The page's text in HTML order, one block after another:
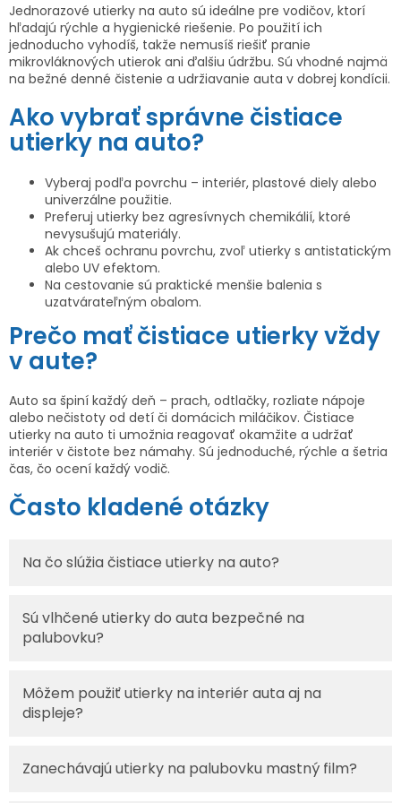
Jednorazové utierky na auto sú ideálne pre vodičov, ktorí
hľadajú rýchle a hygienické riešenie. Po použití ich
jednoducho vyhodíš, takže nemusíš riešiť pranie
mikrovláknových utierok ani ďalšiu údržbu. Sú vhodné najmä
na bežné denné čistenie a udržiavanie auta v dobrej kondícii.
Ako vybrať správne čistiace
utierky na auto?
Vyberaj podľa povrchu – interiér, plastové diely alebo
univerzálne použitie.
Preferuj utierky bez agresívnych chemikálií, ktoré
nevysušujú materiály.
Ak chceš ochranu povrchu, zvoľ utierky s antistatickým
alebo UV efektom.
Na cestovanie sú praktické menšie balenia s
uzatvárateľným obalom.
Prečo mať čistiace utierky vždy
v aute?
Auto sa špiní každý deň – prach, odtlačky, rozliate nápoje
alebo nečistoty od detí či domácich miláčikov. Čistiace
utierky na auto ti umožnia reagovať okamžite a udržať
interiér v čistote bez námahy. Sú jednoduché, rýchle a šetria
čas, čo ocení každý vodič.
Často kladené otázky
Na čo slúžia čistiace utierky na auto?
Sú vlhčené utierky do auta bezpečné na
palubovku?
Môžem použiť utierky na interiér auta aj na
displeje?
Zanechávajú utierky na palubovku mastný film?